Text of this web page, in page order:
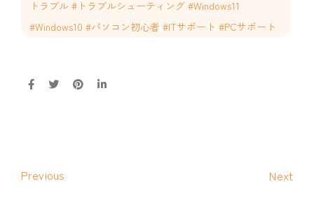
トラブル #トラブルシューティング #Windows11
#Windows10 #パソコン初心者 #ITサポート #PCサポート
Previous Next